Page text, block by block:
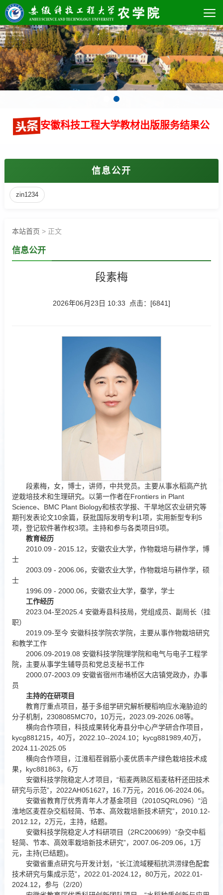
安徽科技工程大学教材出版服务结果公
信息公开
zin1234
本站首页 > 正文
信息公开
段素梅
2026年06月23日 10:33 点击：[6841]
段素梅，女，博士，讲师，中共党员。主要从事水稻高产抗
逆栽培技术和生理研究。以第一作者在Frontiers in Plant
Science、BMC Plant Biology和核农学报、干旱地区农业研究等
期刊发表论文10余篇，获批国际发明专利1项，实用新型专利5
项，登记软件著作权3项。主持和参与各类项目9项。
教育经历
2010.09 - 2015.12，安徽农业大学，作物栽培与耕作学，博
士
2003.09 - 2006.06，安徽农业大学，作物栽培与耕作学，硕
士
1996.09 - 2000.06，安徽农业大学，蚕学，学士
工作经历
2023.04-至2025.4 安徽寿县科技局，党组成员、副局长（挂
职）
2019.09-至今 安徽科技学院农学院，主要从事作物栽培研究
和教学工作
2006.09-2019.08 安徽科技学院理学院和电气与电子工程学
院，主要从事学生辅导员和党总支秘书工作
2000.07-2003.09 安徽省宿州市埇桥区大店镇党政办，办事
员
主持的在研项目
教育厅重点项目，基于多组学研究解析粳稻响应水淹胁迫的
分子机制，2308085MC70，10万元，2023.09-2026.08等。
横向合作项目，科技成果转化寿县分中心产学研合作项目，
kycg881215，40万，2022.10--2024.10；kycg881989,40万，
2024.11-2025.05
横向合作项目，江淮稻茬弱筋小麦优质丰产绿色栽培技术成
果，kyc881863，6万
安徽科技学院稳定人才项目，“稻麦两熟区稻麦秸秆还田技术
研究与示范”，2022AH051627，16.7万元，2016.06-2024.06。
安徽省教育厅优秀青年人才基金项目（2010SQRL096）“沿
淮地区麦茬杂交稻轻简、节本、高效栽培新技术研究”，2010.12-
2012.12，2万元，主持，结题。
安徽科技学院稳定人才科研项目（2RC200699）“杂交中稻
轻简、节本、高效率栽培新技术研究”，2007.06-209.06，1万
元，主持(已结题)。
安徽省重点研究与开发计划，“长江流域粳稻抗洪涝绿色配套
技术研究与集成示范”，2022.01-2024.12，80万元，2022.01-
2024.12，参与（2/20）